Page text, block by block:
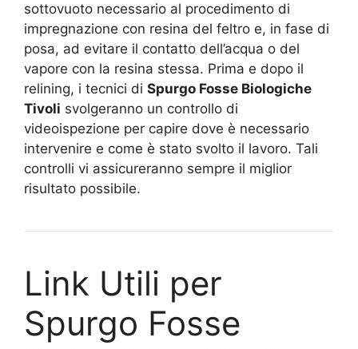
sottovuoto necessario al procedimento di
impregnazione con resina del feltro e, in fase di
posa, ad evitare il contatto dell’acqua o del
vapore con la resina stessa. Prima e dopo il
relining, i tecnici di Spurgo Fosse Biologiche
Tivoli svolgeranno un controllo di
videoispezione per capire dove è necessario
intervenire e come è stato svolto il lavoro. Tali
controlli vi assicureranno sempre il miglior
risultato possibile.
Link Utili per
Spurgo Fosse